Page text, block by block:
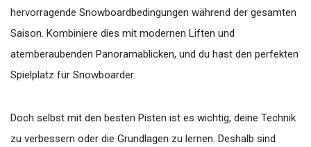
hervorragende Snowboardbedingungen während der gesamten
Saison. Kombiniere dies mit modernen Liften und
atemberaubenden Panoramablicken, und du hast den perfekten
Spielplatz für Snowboarder.
Doch selbst mit den besten Pisten ist es wichtig, deine Technik
zu verbessern oder die Grundlagen zu lernen. Deshalb sind